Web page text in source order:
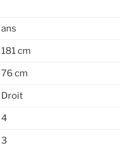
ans
181 cm
76 cm
Droit
4
3